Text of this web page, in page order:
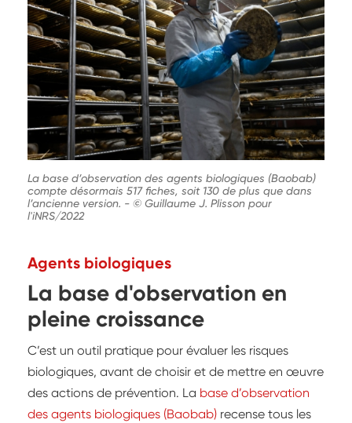
La base d’observation des agents biologiques (Baobab)
compte désormais 517 fiches, soit 130 de plus que dans
l’ancienne version. - © Guillaume J. Plisson pour
l'iNRS/2022
Agents biologiques
La base d'observation en
pleine croissance
C’est un outil pratique pour évaluer les risques
biologiques, avant de choisir et de mettre en œuvre
des actions de prévention. La base d’observation
des agents biologiques (Baobab) recense tous les